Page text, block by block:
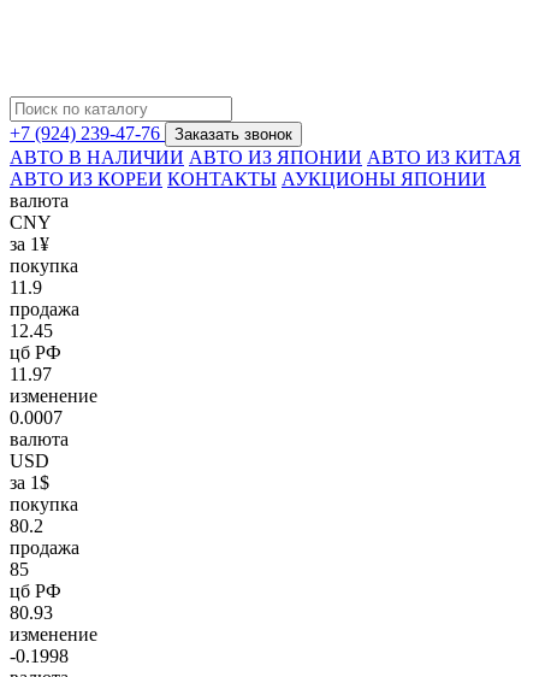
+7 (924) 239-47-76 Заказать звонок
АВТО В НАЛИЧИИ АВТО ИЗ ЯПОНИИ АВТО ИЗ КИТАЯ
АВТО ИЗ КОРЕИ КОНТАКТЫ АУКЦИОНЫ ЯПОНИИ
валюта
CNY
за 1¥
покупка
11.9
продажа
12.45
цб РФ
11.97
изменение
0.0007
валюта
USD
за 1$
покупка
80.2
продажа
85
цб РФ
80.93
изменение
-0.1998